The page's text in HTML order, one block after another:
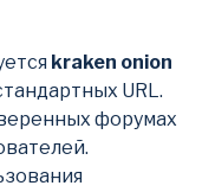
kraken onion
URL.
форумах